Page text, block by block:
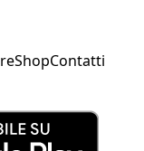
ShopContatti